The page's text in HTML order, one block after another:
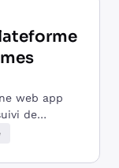
web app
de
6 heures